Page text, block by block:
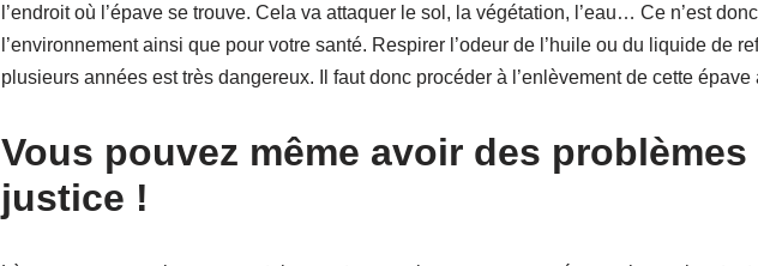
l’endroit où l’épave se trouve. Cela va attaquer le sol, la végétation, l’eau… Ce n’est
l’environnement ainsi que pour votre santé. Respirer l’odeur de l’huile ou du liquide de
plusieurs années est très dangereux. Il faut donc procéder à l’enlèvement de cette épave
Vous pouvez même avoir des problèmes
justice !